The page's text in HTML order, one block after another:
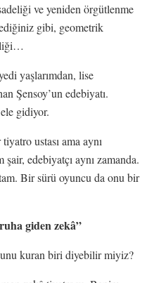
ve yeniden örgütlenme
gibi, geometrik
yaşlarımdan, lise
Şensoy’un edebiyatı.
gidiyor.
ustası ama aynı
edebiyatçı aynı zamanda.
Bir sürü oyuncu da onu bir
giden zekâ”
kuran biri diyebilir miyiz?